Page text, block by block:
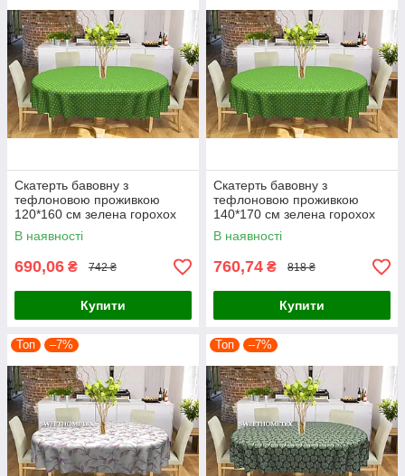
Скатерть бавовну з
тефлоновою проживкою
120*160 см зелена горохох
горошок.
В наявності
690,06 ₴ 742 ₴
Купити
Скатерть бавовну з
тефлоновою проживкою
140*170 см зелена горохох
горошок
В наявності
760,74 ₴ 818 ₴
Купити
Топ –7% Топ –7%